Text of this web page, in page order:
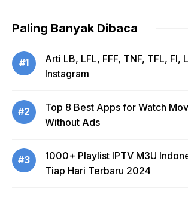
Paling Banyak Dibaca
#1
Arti LB, LFL, FFF, TNF, TFL, FI,
Instagram
#2
Top 8 Best Apps for Watch
Without Ads
#3
1000+ Playlist IPTV M3U
Tiap Hari Terbaru 2024